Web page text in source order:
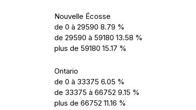
Nouvelle Écosse
de 0 à 29590 8.79 %
de 29590 à 59180 13.58 %
plus de 59180 15.17 %
Ontario
de 0 à 33375 6.05 %
de 33375 à 66752 9.15 %
plus de 66752 11.16 %